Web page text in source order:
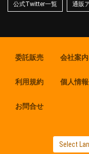
公式Twitter一覧 通販
委託販売 会社案内
利用規約 個人情
お問合せ